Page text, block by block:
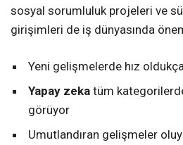
sosyal sorumluluk projeleri ve
girişimleri de iş dünyasında
Yeni gelişmelerde hız
Yapay zeka tüm
görüyor
Umutlandıran gelişmeler